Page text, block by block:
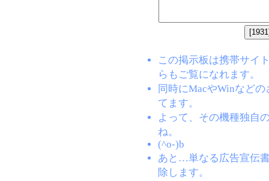
この掲示板は携帯サイ
らもご覧になれます。
同時にMacやWinなど
てます。
よって、その機種独自
ね。
(^o-)b
あと…単なる広告宣伝
除します。